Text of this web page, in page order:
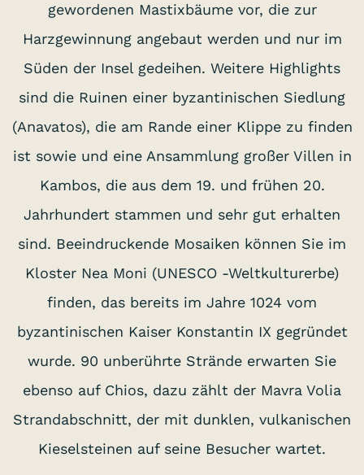
gewordenen Mastixbäume vor, die zur
Harzgewinnung angebaut werden und nur im
Süden der Insel gedeihen. Weitere Highlights
sind die Ruinen einer byzantinischen Siedlung
(Anavatos), die am Rande einer Klippe zu finden
ist sowie und eine Ansammlung großer Villen in
Kambos, die aus dem 19. und frühen 20.
Jahrhundert stammen und sehr gut erhalten
sind. Beeindruckende Mosaiken können Sie im
Kloster Nea Moni (UNESCO -Weltkulturerbe)
finden, das bereits im Jahre 1024 vom
byzantinischen Kaiser Konstantin IX gegründet
wurde. 90 unberührte Strände erwarten Sie
ebenso auf Chios, dazu zählt der Mavra Volia
Strandabschnitt, der mit dunklen, vulkanischen
Kieselsteinen auf seine Besucher wartet.